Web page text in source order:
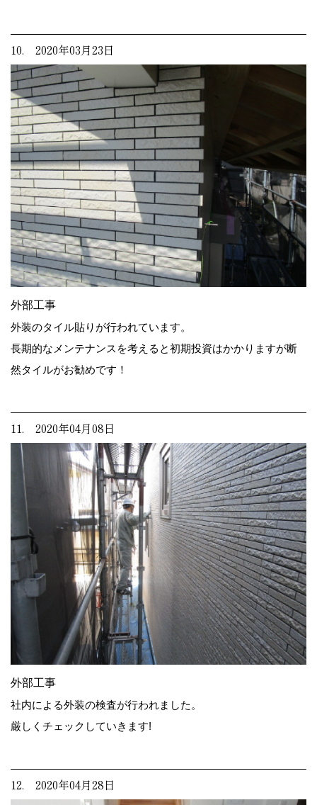
10. 2020年03月23日
外部工事
外装のタイル貼りが行われています。
長期的なメンテナンスを考えると初期投資はかかりますが断
然タイルがお勧めです！
11. 2020年04月08日
外部工事
社内による外装の検査が行われました。
厳しくチェックしていきます!
12. 2020年04月28日